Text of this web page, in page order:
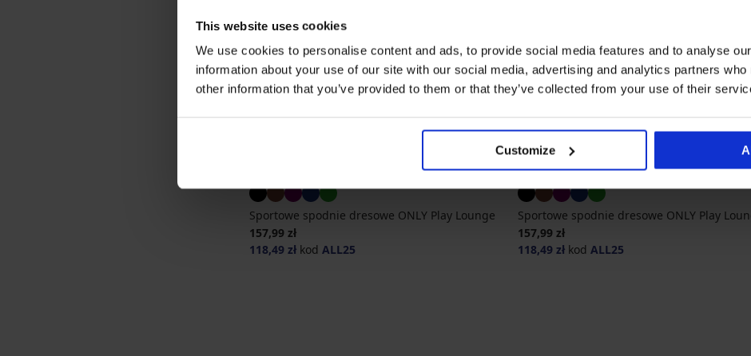
This website uses cookies
We use cookies to personalise content and ads, to provide social media features and to analyse
information about your use of our site with our social media, advertising and analytics partners
other information that you’ve provided to them or that they’ve collected from your use of their
Customize
Sportowe spodnie dresowe ONLY Play Lounge
157,99 zł
118,49 zł kod ALL25
Sportowe spodnie dresowe ONLY Play
157,99 zł
118,49 złkod ALL25